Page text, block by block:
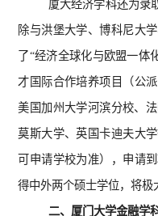
厦大经济学科还为录
除与洪堡大学、博科尼大
了“经济全球化与欧盟一体
才国际合作培养项目（公
美国加州大学河滨分校、
莫斯大学、英国卡迪夫大
可申请学校为准），申请
得中外两个硕士学位，将极
二、厦门大学金融学